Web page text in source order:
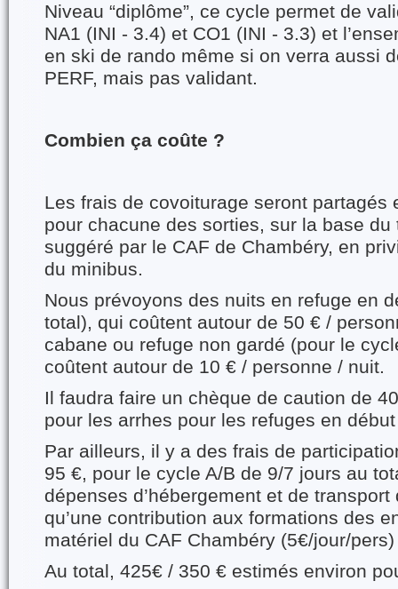
Niveau “diplôme”, ce cycle permet de
NA1 (INI - 3.4) et CO1 (INI - 3.3) et
en ski de rando même si on verra aussi
PERF, mais pas validant.
Combien ça coûte ?
Les frais de covoiturage seront partagés
pour chacune des sorties, sur la base
suggéré par le CAF de Chambéry, en
du minibus.
Nous prévoyons des nuits en refuge en
total), qui coûtent autour de 50 € /
cabane ou refuge non gardé (pour le
coûtent autour de 10 € / personne / nuit.
Il faudra faire un chèque de caution de
pour les arrhes pour les refuges en
Par ailleurs, il y a des frais de
95 €, pour le cycle A/B de 9/7 jours au
dépenses d’hébergement et de
qu’une contribution aux formations des
matériel du CAF Chambéry (5€/jour/
Au total, 425€ / 350 € estimés environ